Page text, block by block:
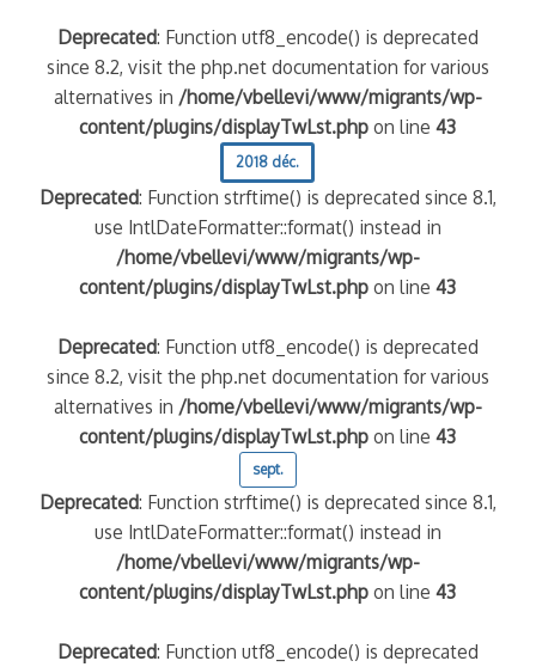
Deprecated: Function utf8_encode() is deprecated
since 8.2, visit the php.net documentation for various
alternatives in /home/vbellevi/www/migrants/wp-
content/plugins/displayTwLst.php on line43
2018 déc.
Deprecated: Function strftime() is deprecated since 8.1,
use IntlDateFormatter::format() instead in
/home/vbellevi/www/migrants/wp-
content/plugins/displayTwLst.php on line43
Deprecated: Function utf8_encode() is deprecated
since 8.2, visit the php.net documentation for various
alternatives in /home/vbellevi/www/migrants/wp-
content/plugins/displayTwLst.php on line43
sept.
Deprecated: Function strftime() is deprecated since 8.1,
use IntlDateFormatter::format() instead in
/home/vbellevi/www/migrants/wp-
content/plugins/displayTwLst.php on line43
Deprecated: Function utf8_encode() is deprecated